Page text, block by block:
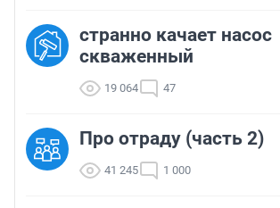
странно качает насос
скваженный
19 064 47
Про отраду (часть 2)
41 245 1 000